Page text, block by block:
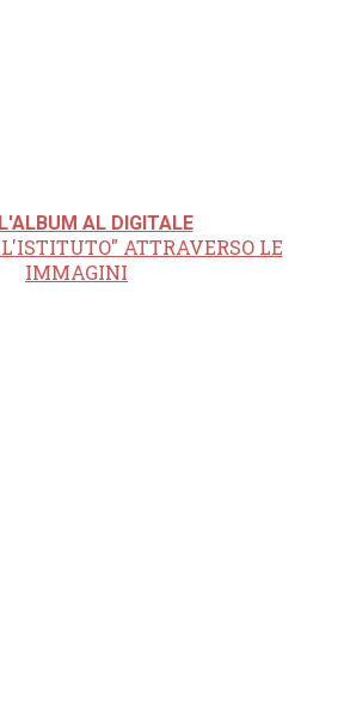
AL DIGITALE
ATTRAVERSO LE
IMMAGINI